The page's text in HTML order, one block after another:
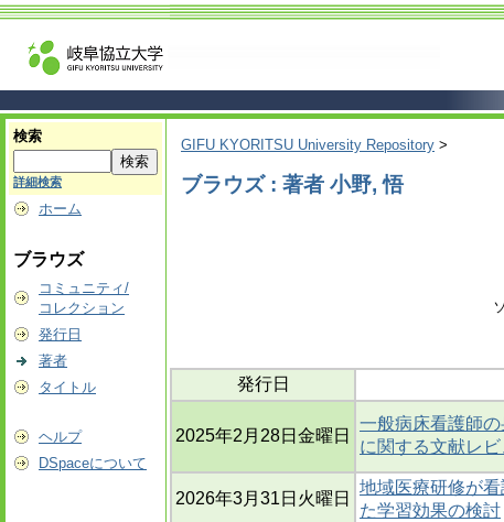
検索
詳細検索
ホーム
ブラウズ
コミュニティ/
コレクション
発行日
著者
タイトル
ヘルプ
DSpaceについて
GIFU KYORITSU University Repository >
ブラウズ : 著者 小野, 悟
発行日
2025年2月28日金曜日
一般病床看護師
に関する文献レビ
2026年3月31日火曜日
地域医療研修が
た学習効果の検討